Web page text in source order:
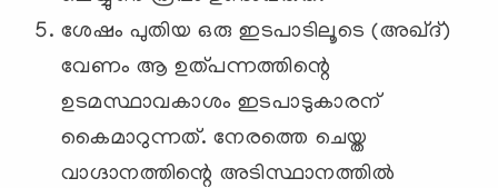
ശേഷം പുതിയ ഒരു ഇടപാടിലൂടെ (അഖ്ദ്)
വേണം ആ ഉത്പന്നത്തിന്റെ
ഉടമസ്ഥാവകാശം ഇടപാടുകാരന്
കൈമാറുന്നത്. നേരത്തെ ചെയ്ത
വാഗ്ദാനത്തിന്റെ അടിസ്ഥാനത്തില്‍